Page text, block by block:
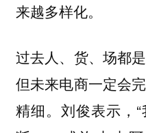
来越多样化。
过去人、货、场都
但未来电商一定会
精细。刘俊表示，